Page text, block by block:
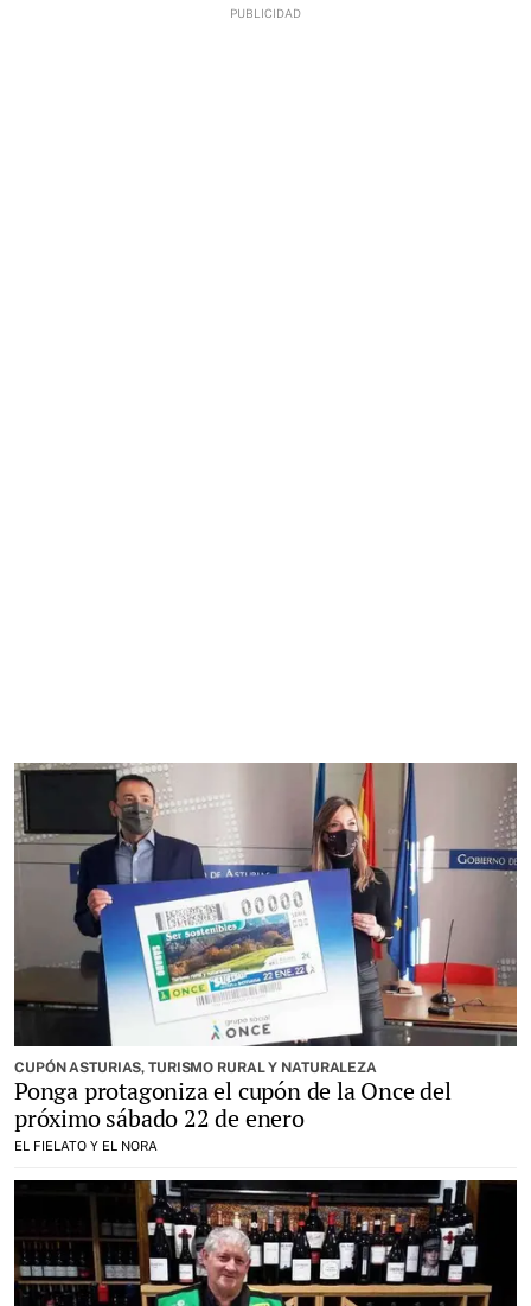
CUPÓN ASTURIAS, TURISMO RURAL Y NATURALEZA
Ponga protagoniza el cupón de la Once del
próximo sábado 22 de enero
EL FIELATO Y EL NORA